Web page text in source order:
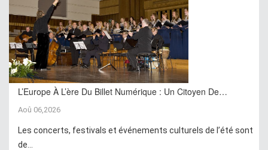
L’Europe À L’ère Du Billet Numérique : Un Citoyen De…
Aoû 06,2026
Les concerts, festivals et événements culturels de l’été sont
de...